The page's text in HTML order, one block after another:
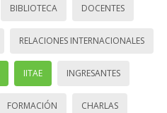
BIBLIOTECA DOCENTES
RELACIONES INTERNACIONALES
IITAE INGRESANTES
FORMACIÓN CHARLAS